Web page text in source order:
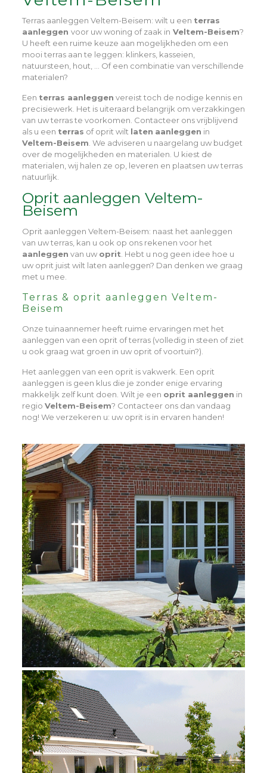
Terras aanleggen Veltem-Beisem: wilt u een terras
aanleggen voor uw woning of zaak in Veltem-Beisem?
U heeft een ruime keuze aan mogelijkheden om een
mooi terras aan te leggen: klinkers, kasseien,
natuursteen, hout, … Of een combinatie van verschillende
materialen?
Een terras aanleggen vereist toch de nodige kennis en
precisiewerk. Het is uiteraard belangrijk om verzakkingen
van uw terras te voorkomen. Contacteer ons vrijblijvend
als u een terras of oprit wilt laten aanleggen in
Veltem-Beisem . We adviseren u naargelang uw budget
over de mogelijkheden en materialen. U kiest de
materialen, wij halen ze op, leveren en plaatsen uw terras
natuurlijk.
Oprit aanleggen Veltem-
Beisem
Oprit aanleggen Veltem-Beisem: naast het aanleggen
van uw terras, kan u ook op ons rekenen voor het
aanleggen van uw oprit . Hebt u nog geen idee hoe u
uw oprit juist wilt laten aanleggen? Dan denken we graag
met u mee.
Terras & oprit aanleggen Veltem-
Beisem
Onze tuinaannemer heeft ruime ervaringen met het
aanleggen van een oprit of terras (volledig in steen of ziet
u ook graag wat groen in uw oprit of voortuin?).
Het aanleggen van een oprit is vakwerk. Een oprit
aanleggen is geen klus die je zonder enige ervaring
makkelijk zelf kunt doen. Wilt je een oprit aanleggen in
regio Veltem-Beisem? Contacteer ons dan vandaag
nog! We verzekeren u: uw oprit is in ervaren handen!